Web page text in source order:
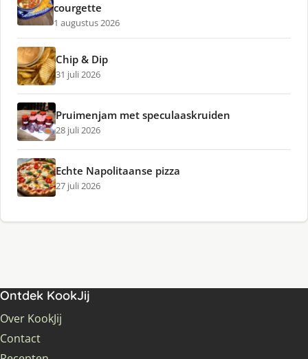
courgette
1 augustus 2026
Chip & Dip
31 juli 2026
Pruimenjam met speculaaskruiden
28 juli 2026
Echte Napolitaanse pizza
27 juli 2026
Ontdek KookJij
Over KookJij
Contact